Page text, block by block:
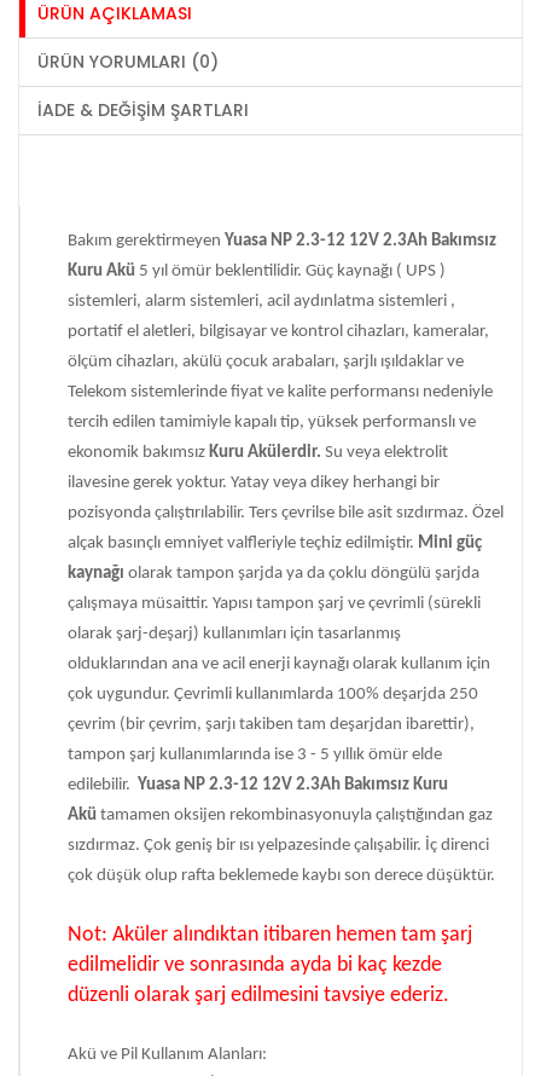
ÜRÜN AÇIKLAMASI
ÜRÜN YORUMLARI (0)
İADE & DEĞIŞIM ŞARTLARI
Bakım gerektirmeyen Yuasa NP 2.3-12 12V 2.3Ah Bakımsız
Kuru Akü 5 yıl ömür beklentilidir. Güç kaynağı ( UPS )
sistemleri, alarm sistemleri, acil aydınlatma sistemleri ,
portatif el aletleri, bilgisayar ve kontrol cihazları, kameralar,
ölçüm cihazları, akülü çocuk arabaları, şarjlı ışıldaklar ve
Telekom sistemlerinde fiyat ve kalite performansı nedeniyle
tercih edilen tamimiyle kapalı tip, yüksek performanslı ve
ekonomik bakımsız Kuru Akülerdir. Su veya elektrolit
ilavesine gerek yoktur. Yatay veya dikey herhangi bir
pozisyonda çalıştırılabilir. Ters çevrilse bile asit sızdırmaz. Özel
alçak basınçlı emniyet valfleriyle teçhiz edilmiştir. Mini güç
kaynağı olarak tampon şarjda ya da çoklu döngülü şarjda
çalışmaya müsaittir. Yapısı tampon şarj ve çevrimli (sürekli
olarak şarj-deşarj) kullanımları için tasarlanmış
olduklarından ana ve acil enerji kaynağı olarak kullanım için
çok uygundur. Çevrimli kullanımlarda 100% deşarjda 250
çevrim (bir çevrim, şarjı takiben tam deşarjdan ibarettir),
tampon şarj kullanımlarında ise 3 - 5 yıllık ömür elde
edilebilir. Yuasa NP 2.3-12 12V 2.3Ah Bakımsız Kuru
Akü tamamen oksijen rekombinasyonuyla çalıştığından gaz
sızdırmaz. Çok geniş bir ısı yelpazesinde çalışabilir. İç direnci
çok düşük olup rafta beklemede kaybı son derece düşüktür.
Not: Aküler alındıktan itibaren hemen tam şarj
edilmelidir ve sonrasında ayda bi kaç kezde
düzenli olarak şarj edilmesini tavsiye ederiz.
Akü ve Pil Kullanım Alanları: